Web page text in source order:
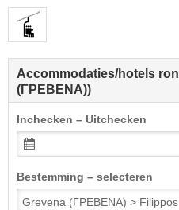
Accommodaties/hotels
(ΓΡΕΒΕΝΑ))
Inchecken – Uitchecken
Bestemming – selecteren